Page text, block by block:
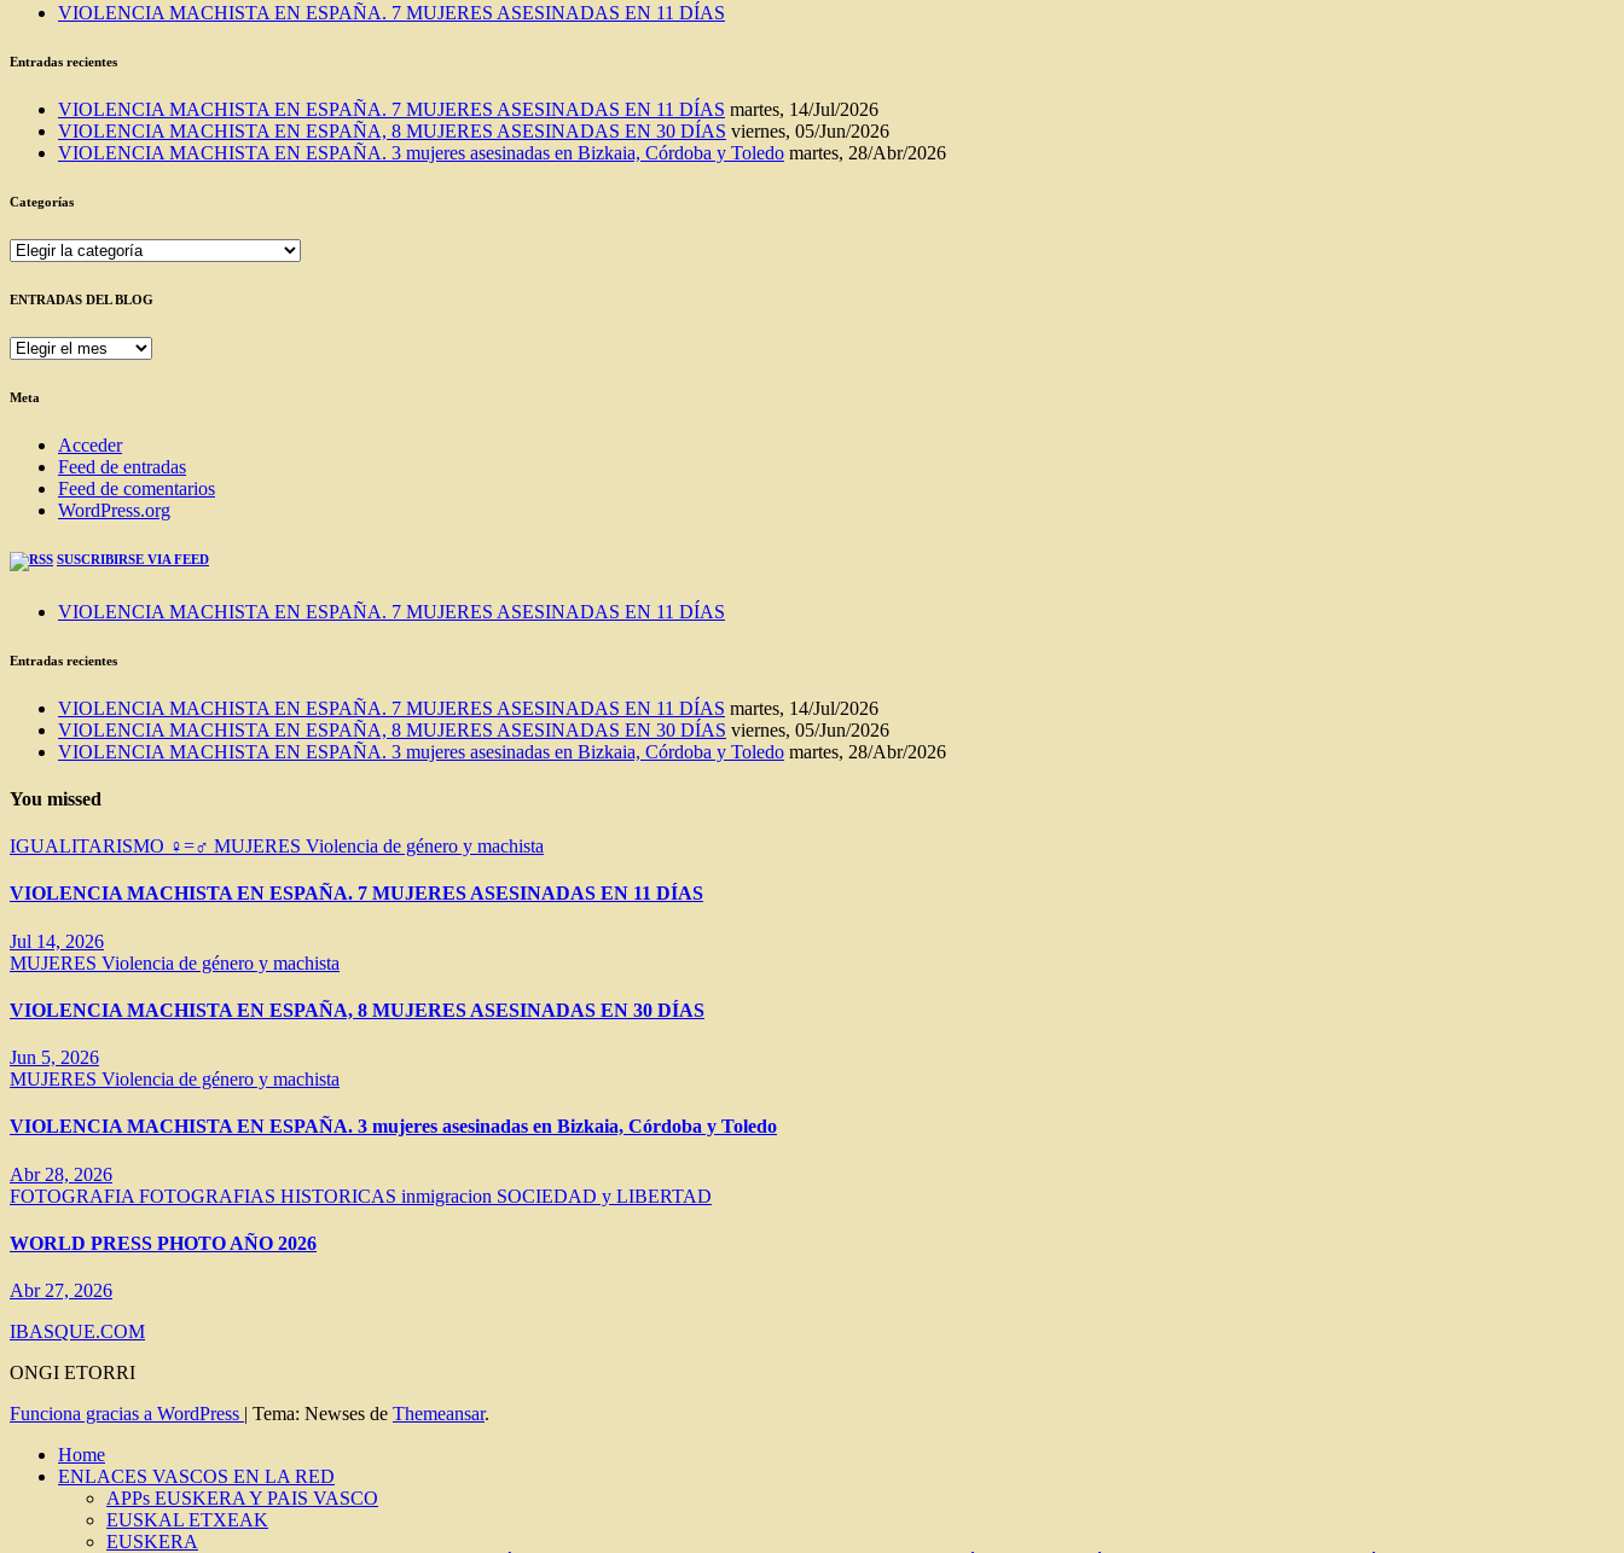
VIOLENCIA MACHISTA EN ESPAÑA. 7 MUJERES ASESINADAS EN 11 DÍAS
Entradas recientes
VIOLENCIA MACHISTA EN ESPAÑA. 7 MUJERES ASESINADAS EN 11 DÍAS martes, 14/Jul/2026
VIOLENCIA MACHISTA EN ESPAÑA, 8 MUJERES ASESINADAS EN 30 DÍAS viernes, 05/Jun/2026
VIOLENCIA MACHISTA EN ESPAÑA. 3 mujeres asesinadas en Bizkaia, Córdoba y Toledo martes, 28/Abr/2026
Categorías
Categorías
ENTRADAS DEL BLOG
ENTRADAS
BLOG
Meta
Acceder
Feed de entradas
Feed de comentarios
WordPress.org
SUSCRIBIRSE VIA FEED
VIOLENCIA MACHISTA EN ESPAÑA. 7 MUJERES ASESINADAS EN 11 DÍAS
Entradas recientes
VIOLENCIA MACHISTA EN ESPAÑA. 7 MUJERES ASESINADAS EN 11 DÍAS martes, 14/Jul/2026
VIOLENCIA MACHISTA EN ESPAÑA, 8 MUJERES ASESINADAS EN 30 DÍAS viernes, 05/Jun/2026
VIOLENCIA MACHISTA EN ESPAÑA. 3 mujeres asesinadas en Bizkaia, Córdoba y Toledo martes, 28/Abr/2026
You missed
IGUALITARISMO ♀=♂ MUJERES Violencia de género y machista
VIOLENCIA MACHISTA EN ESPAÑA. 7 MUJERES ASESINADAS EN 11 DÍAS
Jul 14, 2026
MUJERES Violencia de género y machista
VIOLENCIA MACHISTA EN ESPAÑA, 8 MUJERES ASESINADAS EN 30 DÍAS
Jun 5, 2026
MUJERES Violencia de género y machista
VIOLENCIA MACHISTA EN ESPAÑA. 3 mujeres asesinadas en Bizkaia, Córdoba y Toledo
Abr 28, 2026
FOTOGRAFIA FOTOGRAFIAS HISTORICAS inmigracion SOCIEDAD y LIBERTAD
WORLD PRESS PHOTO AÑO 2026
Abr 27, 2026
IBASQUE.COM
ONGI ETORRI
Funciona gracias a WordPress | Tema: Newses de Themeansar.
Home
ENLACES VASCOS EN LA RED
APPs EUSKERA Y PAIS VASCO
EUSKAL ETXEAK
EUSKERA